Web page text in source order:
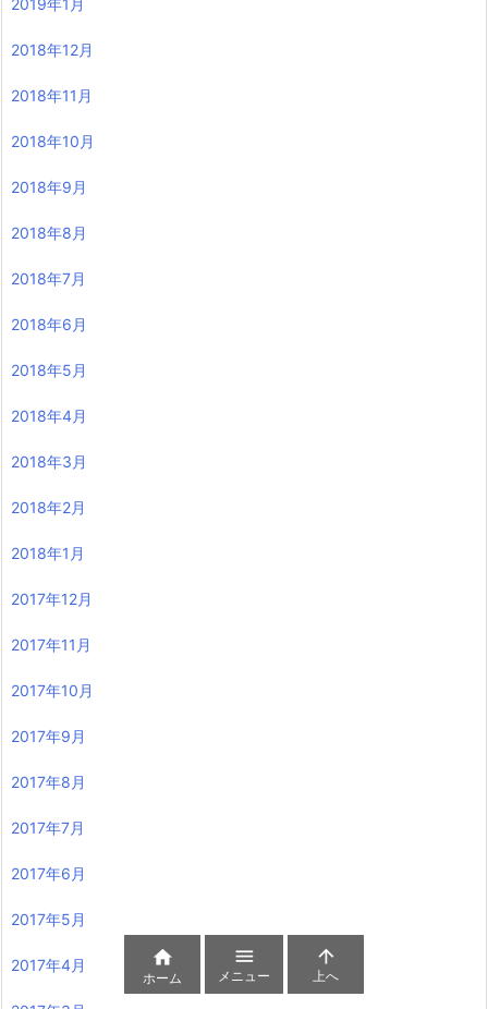
2019年1月
2018年12月
2018年11月
2018年10月
2018年9月
2018年8月
2018年7月
2018年6月
2018年5月
2018年4月
2018年3月
2018年2月
2018年1月
2017年12月
2017年11月
2017年10月
2017年9月
2017年8月
2017年7月
2017年6月
2017年5月
2017年4月 
ホーム

メニュー

上へ